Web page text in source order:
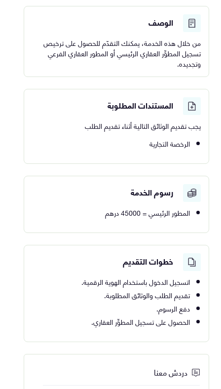
الوصف
من خلال هذه الخدمة، يمكنك التقدّم للحصول على ترخيص
تسجيل المطوِّر العقاري الرئيسي أو المطور العقاري الفرعي
وتجديده.
المستندات المطلوبة
يجب تقديم الوثائق التالية أثناء تقديم الطلب
الرخصة التجارية
رسوم الخدمة
المطور الرئيسي = 45000 درهم
خطوات التقديم
اتسجيل الدخول باستخدام الهوية الرقمية.
تقديم الطلب والوثائق المطلوبة.
دفع الرسوم.
الحصول على تسجيل المطوِّر العقاري.
دردش معنا